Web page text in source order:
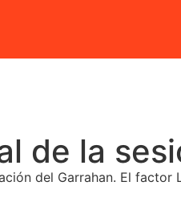
de la
del Garrahan. El factor